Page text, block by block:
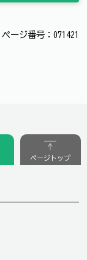
ページ番号：071421
ページトップ